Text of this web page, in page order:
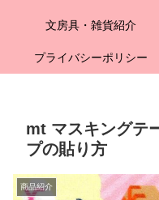
文房具・雑貨紹介
プライバシーポリシー
mt マスキングテ
プの貼り方
商品紹介